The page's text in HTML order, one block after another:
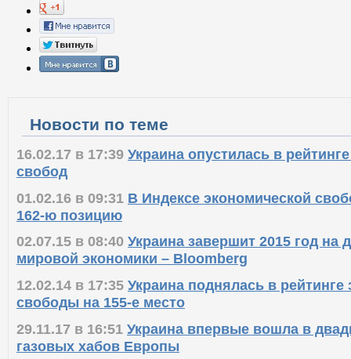
Новости по теме
16.02.17 в 17:39 Украина опустилась в
свобод
01.02.16 в 09:31 В Индексе экономической
162-ю позицию
02.07.15 в 08:40 Украина завершит 2015 год на
мировой экономики – Bloomberg
12.02.14 в 17:35 Украина поднялась в рейтинге
свободы на 155-е место
29.11.17 в 16:51 Украина впервые вошла в
газовых хабов Европы